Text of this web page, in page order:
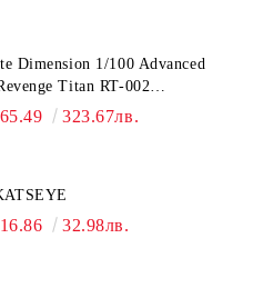
Dimension 1/100 Advanced
Titan RT-002
323.67лв.
32.98лв.